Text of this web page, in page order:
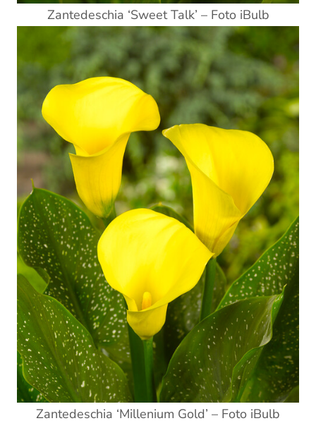
Zantedeschia ‘Sweet Talk’ – Foto iBulb
Zantedeschia ‘Millenium Gold’ – Foto iBulb